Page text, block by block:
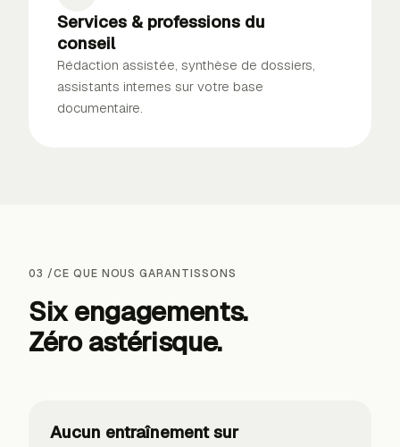
Services & professions du
conseil
Rédaction assistée, synthèse de dossiers,
assistants internes sur votre base
documentaire.
03 /CE QUE NOUS GARANTISSONS
Six engagements.
Zéro astérisque.
Aucun entraînement sur